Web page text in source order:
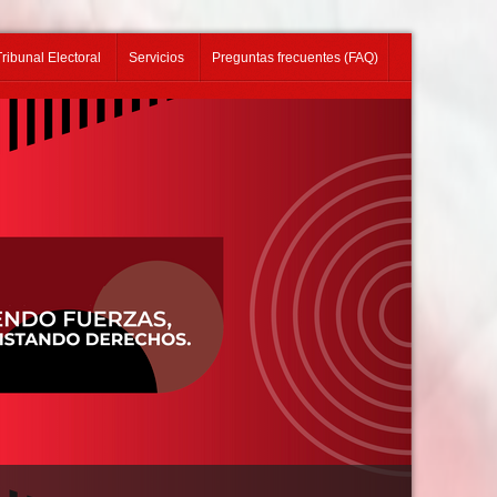
Electoral Servicios Preguntas frecuentes (FAQ)